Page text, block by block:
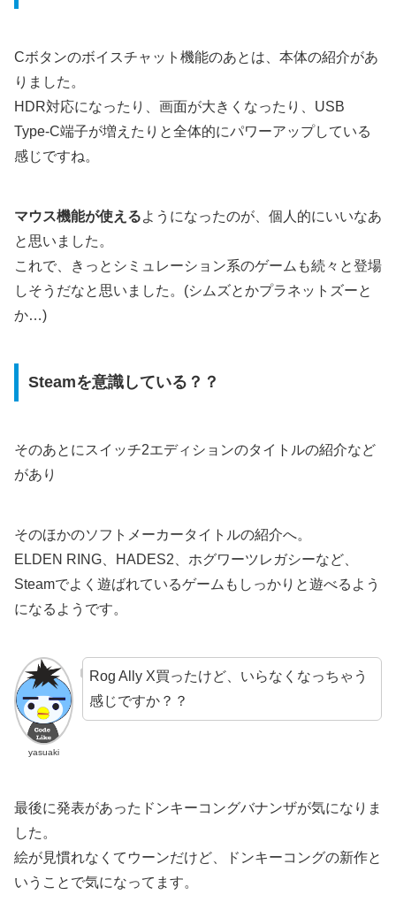
Cボタンのボイスチャット機能のあとは、本体の紹介があ
りました。
HDR対応になったり、画面が大きくなったり、USB
Type-C端子が増えたりと全体的にパワーアップしている
感じですね。
マウス機能が使えるようになったのが、個人的にいいなあ
と思いました。
これで、きっとシミュレーション系のゲームも続々と登場
しそうだなと思いました。(シムズとかプラネットズーと
か…)
Steamを意識している？？
そのあとにスイッチ2エディションのタイトルの紹介など
があり
そのほかのソフトメーカータイトルの紹介へ。
ELDEN RING、HADES2、ホグワーツレガシーなど、
Steamでよく遊ばれているゲームもしっかりと遊べるよう
になるようです。
yasuaki
Rog Ally X買ったけど、いらなくなっちゃう
感じですか？？
最後に発表があったドンキーコングバナンザが気になりま
した。
絵が見慣れなくてウーンだけど、ドンキーコングの新作と
いうことで気になってます。